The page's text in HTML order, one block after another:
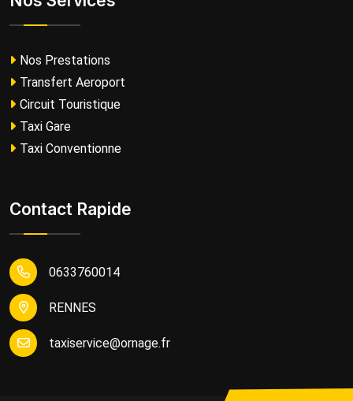
Nos Prestations
Transfert Aeroport
Circuit Touristique
Taxi Gare
Taxi Conventionne
Contact Rapide
0633760014
RENNES
taxiservice@ornage.fr